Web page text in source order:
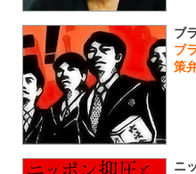
ブ
ブ
策
ニ